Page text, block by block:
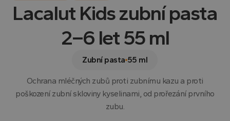
Lacalut Kids zubní pasta
2–6 let 55 ml
Zubní pasta 55 ml
Ochrana mléčných zubů proti zubnímu kazu a proti
poškození zubní skloviny kyselinami, od prořezání prvního
zubu.